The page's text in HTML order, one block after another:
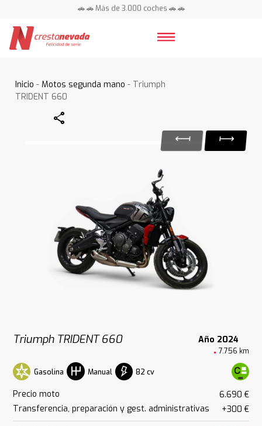
🚗 🚗 Más de 3.000 coches 🚗 🚗
Inicio -Motos segunda mano - Triumph
TRIDENT 660
Share
Triumph TRIDENT 660 Año 2024
7.756 km
Gasolina Manual 82 cv
Precio moto
6.690 €
Transferencia, preparación y gest. administrativas
+300 €